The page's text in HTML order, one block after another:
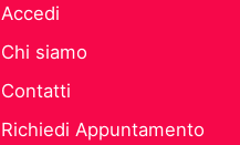
Accedi
Chi siamo
Contatti
Richiedi Appuntamento